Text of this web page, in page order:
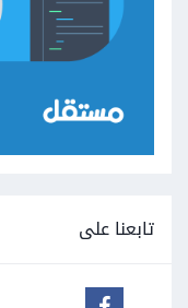
تابعنا على